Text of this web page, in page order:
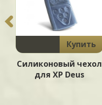
Купить
Силиконовый чехол
для XP Deus